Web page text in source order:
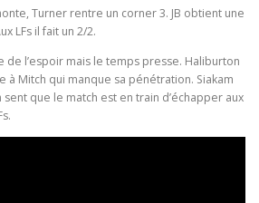
Turner rentre un corner 3. JB obtient une
LFs il fait un 2/2.
de l’espoir mais le temps presse. Haliburton
à Mitch qui manque sa pénétration. Siakam
que le match est en train d’échapper aux